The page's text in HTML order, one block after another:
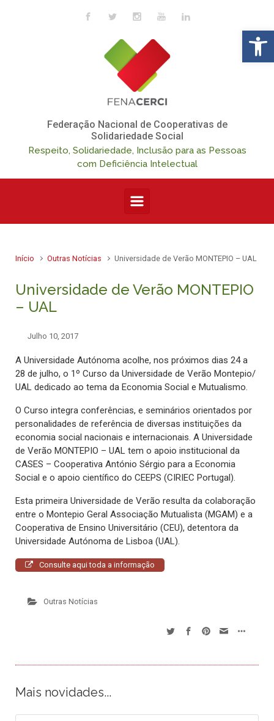
Federação Nacional de Cooperativas de
Solidariedade Social
Respeito, Solidariedade, Inclusão para as Pessoas
com Deficiência Intelectual
Início Outras Notícias Universidade de Verão MONTEPIO – UAL
Universidade de Verão MONTEPIO
– UAL
Julho 10, 2017
A Universidade Autónoma acolhe, nos próximos dias 24 a
28 de julho, o 1º Curso da Universidade de Verão Montepio/
UAL dedicado ao tema da Economia Social e Mutualismo.
O Curso integra conferências, e seminários orientados por
personalidades de referência de diversas instituições da
economia social nacionais e internacionais. A Universidade
de Verão MONTEPIO – UAL tem o apoio institucional da
CASES – Cooperativa António Sérgio para a Economia
Social e o apoio científico do CEEPS (CIRIEC Portugal).
Esta primeira Universidade de Verão resulta da colaboração
entre o Montepio Geral Associação Mutualista (MGAM) e a
Cooperativa de Ensino Universitário (CEU), detentora da
Universidade Autónoma de Lisboa (UAL).
Consulte aqui toda a informação
Outras Notícias
Mais novidades...